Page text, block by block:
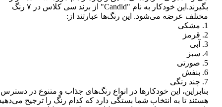
بگیرند.این خودکار به نام "Candid" از برند سی کلاس در ۷ رنگ
مختلف عرضه می‌شود. این رنگ‌ها عبارتند از:
1. مشکی
2. قرمز
3. آبی
4. سبز
5. صورتی
6. بنفش
7. چند رنگی
بنابراین، این خودکارها در انواع رنگ‌های جذاب و متنوع در دسترس
هستند تا به انتخاب شما بستگی دارد که کدام رنگ را ترجیح